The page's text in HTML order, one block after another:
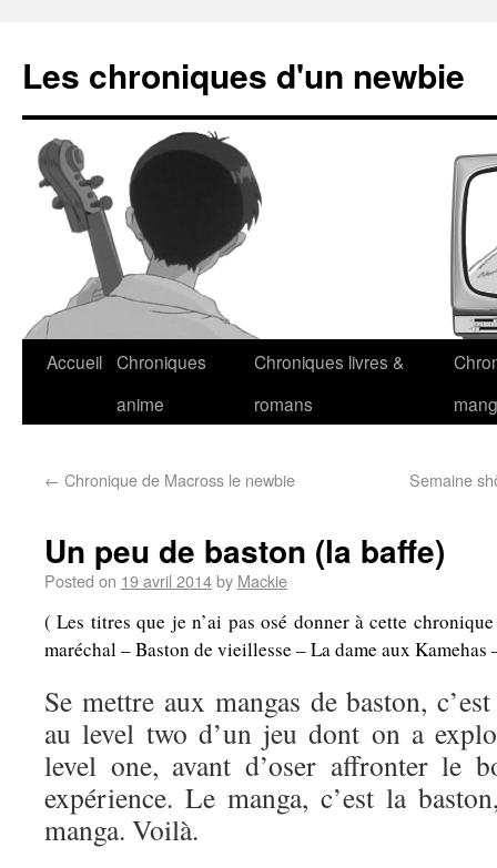
Les chroniques d'un newbie
Accueil Chroniques
anime
Chroniques livres &
romans
← Chronique de Macross le newbie Semaine
Un peu de baston (la baffe)
Posted on 19 avril 2014by Mackie
( Les titres que je n’ai pas osé donner à cette
maréchal – Baston de vieillesse – La dame aux
Se mettre aux mangas de baston,
au level two d’un jeu dont on a
level one, avant d’oser affronter le
expérience. Le manga, c’est la
manga. Voilà.